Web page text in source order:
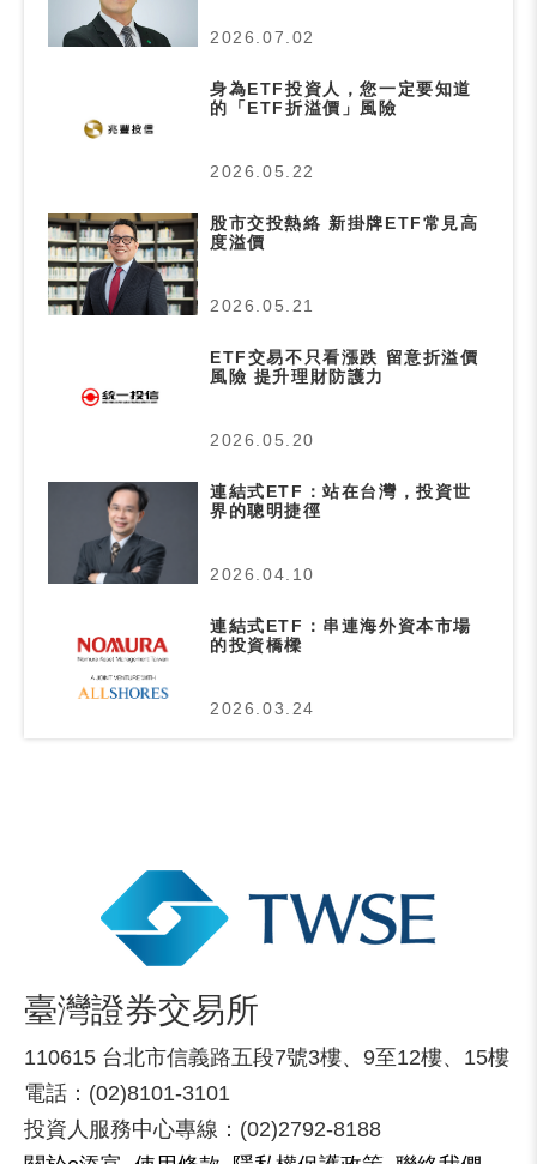
2026.07.02
身為ETF投資人，您一定要知道
的「ETF折溢價」風險
2026.05.22
股市交投熱絡 新掛牌ETF常見高
度溢價
2026.05.21
ETF交易不只看漲跌 留意折溢價
風險 提升理財防護力
2026.05.20
連結式ETF：站在台灣，投資世
界的聰明捷徑
2026.04.10
連結式ETF：串連海外資本市場
的投資橋樑
2026.03.24
臺灣證券交易所
110615 台北市信義路五段7號3樓、9至12樓、15樓
電話：(02)8101-3101
投資人服務中心專線：(02)2792-8188